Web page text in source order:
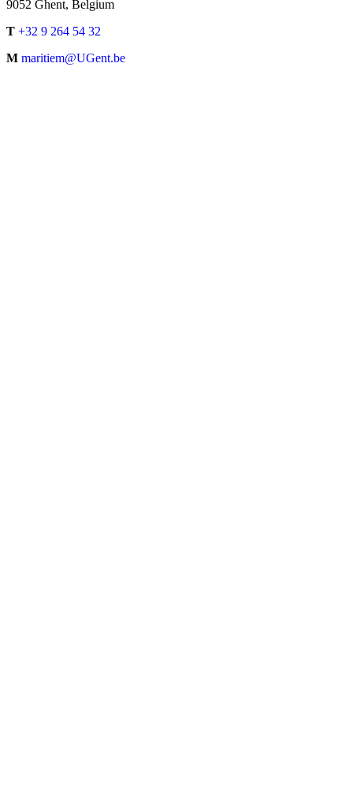
9052 Ghent, Belgium
T +32 9 264 54 32
M maritiem@UGent.be